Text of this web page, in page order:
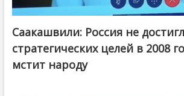
Саакашвили: Россия не
стратегических целей в 2008
мстит народу